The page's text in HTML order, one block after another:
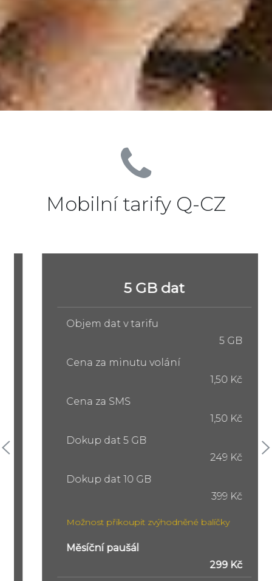
Mobilní tarify Q-CZ
5 GB dat
Objem dat v tarifu
5 GB
Cena za minutu volání
1,50 Kč
Cena za SMS
1,50 Kč
Dokup dat 5 GB
249 Kč
Dokup dat 10 GB
399 Kč
Možnost přikoupit zvýhodněné balíčky
Měsíční paušál
299 Kč